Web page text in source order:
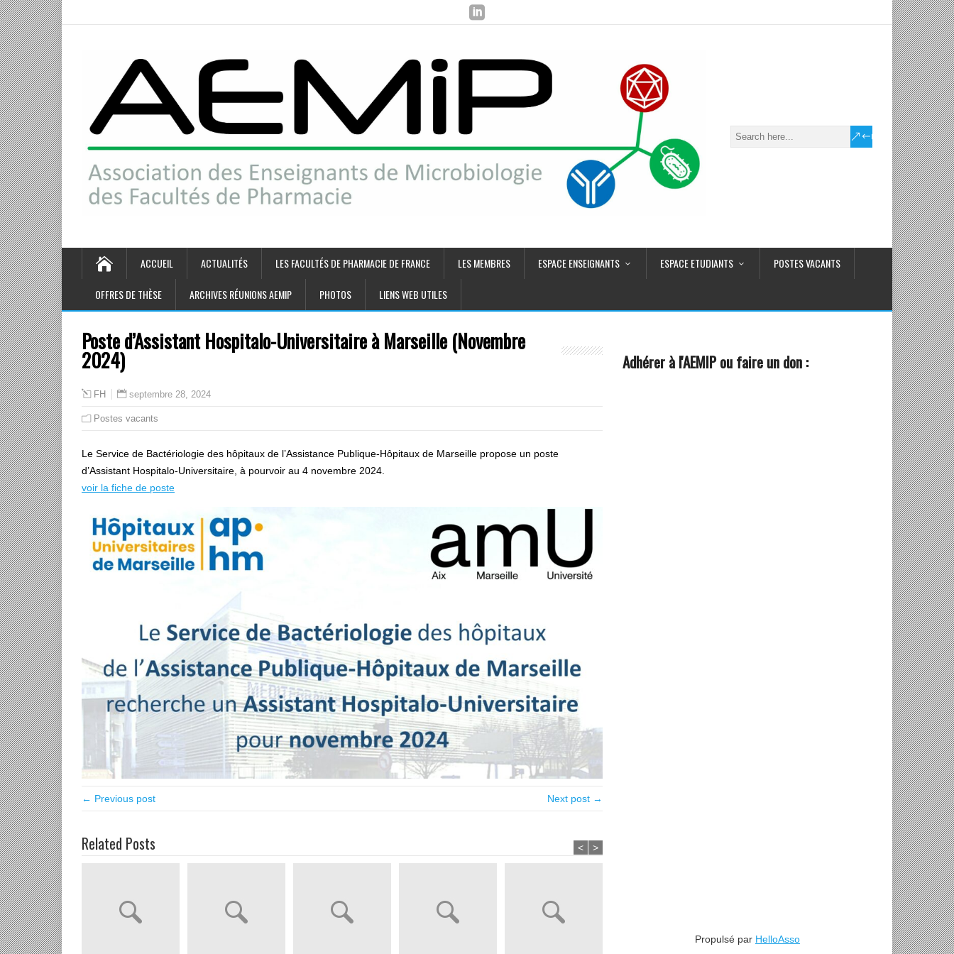
ACCUEIL ACTUALITÉS LES FACULTÉS DE PHARMACIE DE FRANCE LES MEMBRES ESPACE ENSEIGNANTS ESPACE ETUDIANTS POSTES VACANTS
OFFRES DE THÈSE ARCHIVES RÉUNIONS AEMIP PHOTOS LIENS WEB UTILES
Poste d’Assistant Hospitalo-Universitaire à Marseille (Novembre
2024)
FH septembre 28, 2024
Postes vacants
Le Service de Bactériologie des hôpitaux de l’Assistance Publique-Hôpitaux de Marseille propose un poste
d’Assistant Hospitalo-Universitaire, à pourvoir au 4 novembre 2024.
voir la fiche de poste
← Previous post Next post →
Related Posts < >
Adhérer à l'AEMIP ou faire un don :
Propulsé par HelloAsso